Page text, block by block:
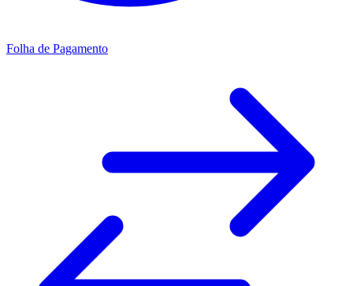
Folha de Pagamento